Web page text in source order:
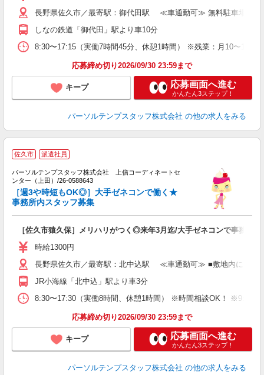
長野県佐久市／最寄駅：御代田駅 ≪車通勤可≫ 無料駐車場あり
しなの鉄道「御代田」駅より車10分
8:30〜17:15（実働7時間45分、休憩1時間） ※残業：月10〜10
応募締め切り2026/09/30 23:59まで
キープ 応募画面へ進む
かんたん3ステップ！
パーソルテンプスタッフ株式会社 の他の求人をみる
佐久市 派遣社員
パーソルテンプスタッフ株式会社 上信コーディネートセ
ンター（上田）/26-0588643
［週3や時短もOK◎］大手ゼネコンで働く★
事務所内スタッフ募集
［佐久市猿久保］メリハリがつく◎来年3月迄/大手ゼネコンで事務スタ
時給1300円
長野県佐久市／最寄駅：北中込駅 ≪車通勤可≫ ■敷地内に無料
JR小海線「北中込」駅より車3分
8:30〜17:30（実働8時間、休憩1時間） ※時間相談OK！ ※9:00〜
応募締め切り2026/09/30 23:59まで
キープ 応募画面へ進む
かんたん3ステップ！
パーソルテンプスタッフ株式会社 の他の求人をみる